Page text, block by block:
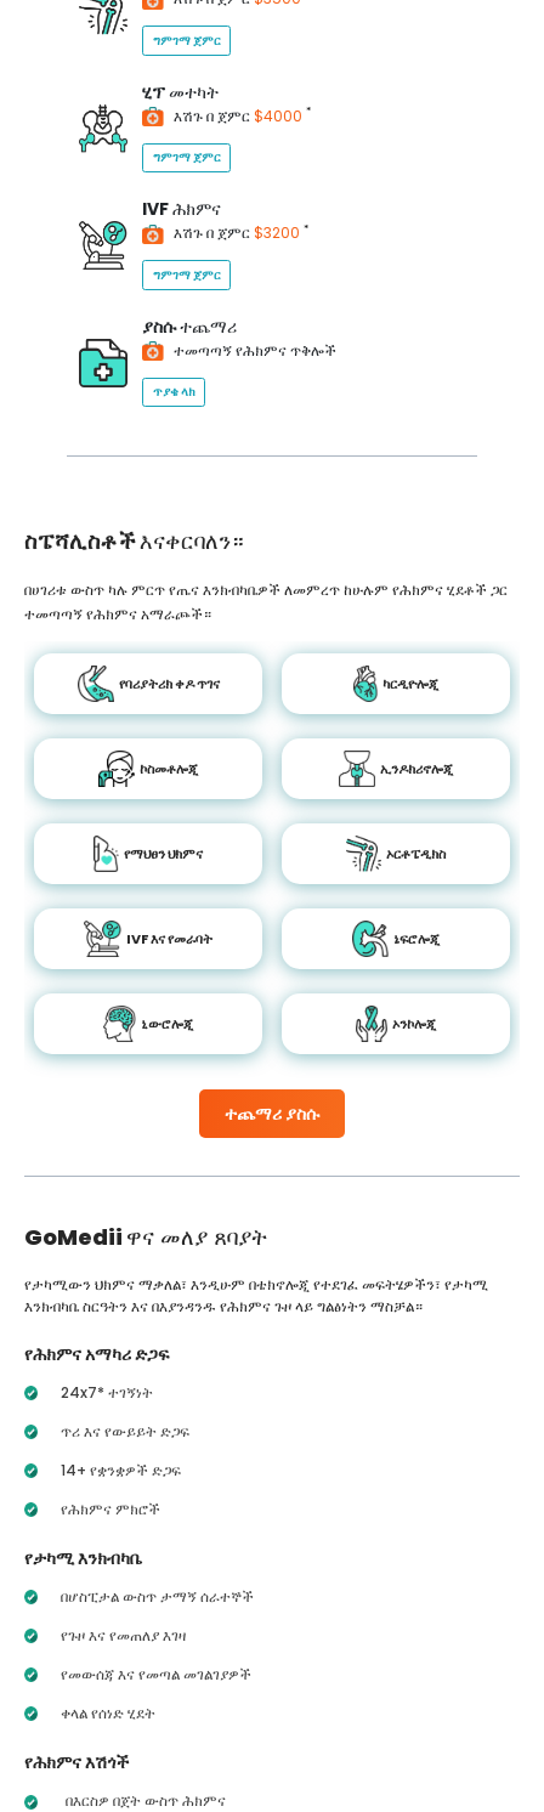
ግምገማ ጀምር
ሂፕመተካት
እሽጉ በ ጀምር$4000 *
ግምገማ ጀምር
IVFሕክምና
እሽጉ በ ጀምር$3200 *
ግምገማ ጀምር
ያስሱተጨማሪ
ተመጣጣኝ የሕክምና ጥቅሎች
ጥያቄ ላክ
ስፔሻሊስቶችእናቀርባለን።
ተጨማሪ ያስሱ
በሀገሪቱ ውስጥ ካሉ ምርጥ የጤና እንክብካቤዎች ለመምረጥ ከሁሉም የሕክምና ሂደቶች ጋር
ተመጣጣኝ የሕክምና አማራጮች።
የባሪያትሪክ ቀዶ ጥገና ካርዲዮሎጂ
ኮስመቶሎጂ ኢንዶክሪኖሎጂ
የማህፀን ህክምና ኦርቶፔዲክስ
IVF እና የመራባት ኔፍሮሎጂ
ኒውሮሎጂ ኦንኮሎጂ
GoMedii ዋና መለያ ጸባያት
የታካሚውን ህክምና ማቃለል፣ እንዲሁም በቴክኖሎጂ የተደገፈ መፍትሄዎችን፣ የታካሚ
እንክብካቤ ስርዓትን እና በእያንዳንዱ የሕክምና ጉዞ ላይ ግልፅነትን ማስቻል።
የሕክምና አማካሪ ድጋፍ
24x7* ተገኝነት
ጥሪ እና የውይይት ድጋፍ
14+ የቋንቋዎች ድጋፍ
የሕክምና ምክሮች
የታካሚ እንክብካቤ
በሆስፒታል ውስጥ ታማኝ ሰራተኞች
የጉዞ እና የመጠለያ እገዛ
የመውሰጃ እና የመጣል መገልገያዎች
ቀላል የሰነድ ሂደት
የሕክምና እሽጎች
በእርስዎ በጀት ውስጥ ሕክምና